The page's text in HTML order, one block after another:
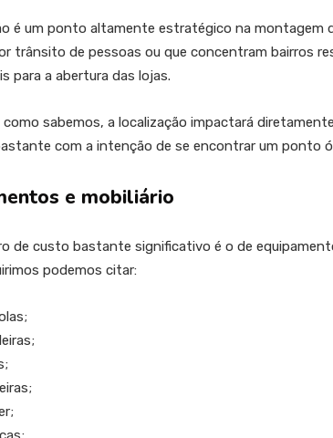
é um ponto altamente estratégico na montagem
trânsito de pessoas ou que concentram bairros
para a abertura das lojas.
como sabemos, a localização impactará
com a intenção de se encontrar um ponto
e mobiliário
de custo bastante significativo é o de
podemos citar: